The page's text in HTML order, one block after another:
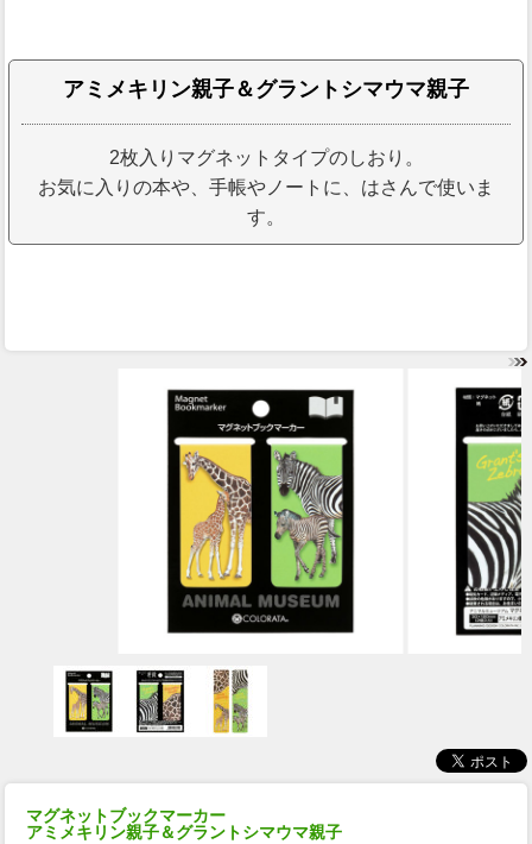
アミメキリン親子＆グラントシマウマ親子
2枚入りマグネットタイプのしおり。
お気に入りの本や、手帳やノートに、はさんで使いま
す。
マグネットブックマーカー
アミメキリン親子＆グラントシマウマ親子